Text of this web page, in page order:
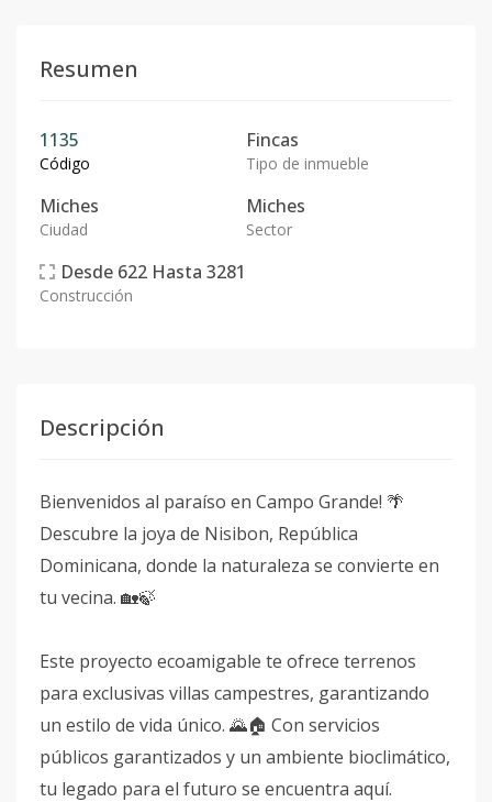
Resumen
1135
Código
Fincas
Tipo de inmueble
Miches
Ciudad
Miches
Sector
Desde 622 Hasta 3281
Construcción
Descripción
Bienvenidos al paraíso en Campo Grande! 🌴
Descubre la joya de Nisibon, República
Dominicana, donde la naturaleza se convierte en
tu vecina. 🏡🍃
Este proyecto ecoamigable te ofrece terrenos
para exclusivas villas campestres, garantizando
un estilo de vida único. 🌄🏠 Con servicios
públicos garantizados y un ambiente bioclimático,
tu legado para el futuro se encuentra aquí.